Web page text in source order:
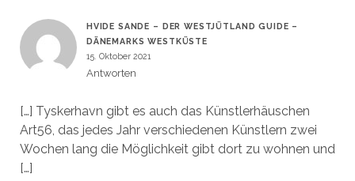
HVIDE SANDE – DER WESTJÜTLAND GUIDE –
DÄNEMARKS WESTKÜSTE
15. Oktober 2021
Antworten
[…] Tyskerhavn gibt es auch das Künstlerhäuschen
Art56, das jedes Jahr verschiedenen Künstlern zwei
Wochen lang die Möglichkeit gibt dort zu wohnen und
[…]